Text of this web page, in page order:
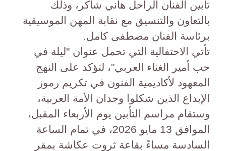
تأبين الفنان الراحل هاني شاكر، وذلك
بالتعاون والتنسيق مع نقابة المهن الموسيقية
برئاسة الفنان مصطفى كامل.
​تأتي الاحتفالية التي تحمل عنوان "ليلة في
حب أمير الغناء العربي"، لتؤكد على النهج
المعهود لأكاديمية الفنون في تكريم رموز
الإبداع الذين شكلوا وجدان الأمة العربية،
وستقام مراسم التأبين يوم الأربعاء المقبل،
الموافق 13 مايو 2026، في تمام الساعة
السادسة مساءً بقاعة ثروت عكاشة بمقر